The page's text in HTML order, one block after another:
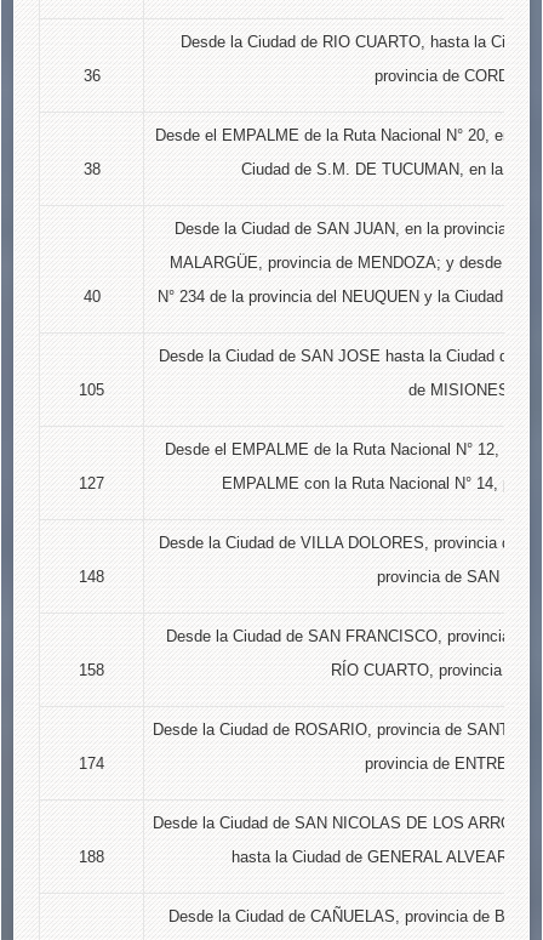
36
Desde la Ciudad de RIO CUARTO, hasta la
provincia de
38
Desde el EMPALME de la Ruta Nacional N° 20, en la
Ciudad de S.M. DE TUCUMAN, en la
40
Desde la Ciudad de SAN JUAN, en la provincia de
MALARGÜE, provincia de MENDOZA; y desde el
N° 234 de la provincia del NEUQUEN y la Ciudad de
105
Desde la Ciudad de SAN JOSE hasta la Ciudad de
de MISIONES.
127
Desde el EMPALME de la Ruta Nacional N° 12,
EMPALME con la Ruta Nacional N° 14,
148
Desde la Ciudad de VILLA DOLORES, provincia de
provincia de SAN LUIS.
158
Desde la Ciudad de SAN FRANCISCO, provincia de
RÍO CUARTO, provincia de
174
Desde la Ciudad de ROSARIO, provincia de SANTA
provincia de ENTRE
188
Desde la Ciudad de SAN NICOLAS DE LOS
hasta la Ciudad de GENERAL ALVEAR,
Desde la Ciudad de CAÑUELAS, provincia de